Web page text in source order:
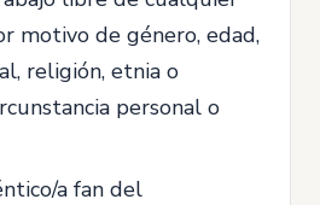
motivo de género, edad,
religión, etnia o
personal o
a fan del